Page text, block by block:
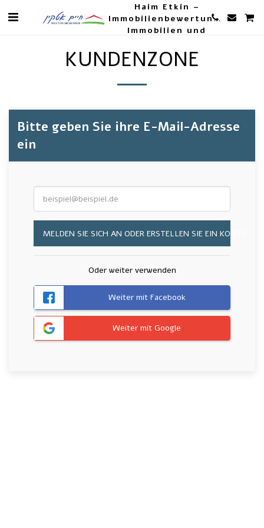
Haim Etkin –
Immobilienbewertungen,
Immobilien und
KUNDENZONE
Bitte geben Sie ihre E-Mail-Adresse
ein
MELDEN SIE SICH AN ODER ERSTELLEN SIE EIN KONTO
Oder weiter verwenden
Weiter mit Facebook
Weiter mit Google